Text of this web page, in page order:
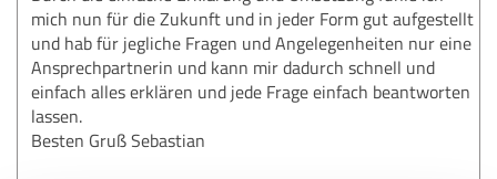
mich nun für die Zukunft und in jeder Form gut aufgestellt
und hab für jegliche Fragen und Angelegenheiten nur eine
Ansprechpartnerin und kann mir dadurch schnell und
einfach alles erklären und jede Frage einfach beantworten
lassen.
Besten Gruß Sebastian